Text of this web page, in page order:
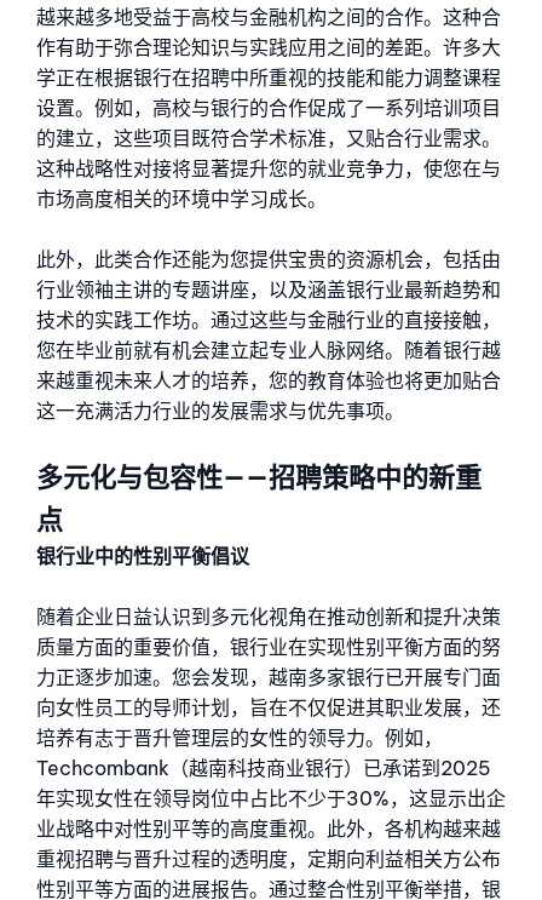
越来越多地受益于高校与金融机构之间的合作。这种合
作有助于弥合理论知识与实践应用之间的差距。许多大
学正在根据银行在招聘中所重视的技能和能力调整课程
设置。例如，高校与银行的合作促成了一系列培训项目
的建立，这些项目既符合学术标准，又贴合行业需求。
这种战略性对接将显著提升您的就业竞争力，使您在与
市场高度相关的环境中学习成长。
此外，此类合作还能为您提供宝贵的资源机会，包括由
行业领袖主讲的专题讲座，以及涵盖银行业最新趋势和
技术的实践工作坊。通过这些与金融行业的直接接触，
您在毕业前就有机会建立起专业人脉网络。随着银行越
来越重视未来人才的培养，您的教育体验也将更加贴合
这一充满活力行业的发展需求与优先事项。
多元化与包容性——招聘策略中的新重
点
银行业中的性别平衡倡议
随着企业日益认识到多元化视角在推动创新和提升决策
质量方面的重要价值，银行业在实现性别平衡方面的努
力正逐步加速。您会发现，越南多家银行已开展专门面
向女性员工的导师计划，旨在不仅促进其职业发展，还
培养有志于晋升管理层的女性的领导力。例如，
Techcombank（越南科技商业银行）已承诺到2025
年实现女性在领导岗位中占比不少于30%，这显示出企
业战略中对性别平等的高度重视。 此外，各机构越来越
重视招聘与晋升过程的透明度，定期向利益相关方公布
性别平等方面的进展报告。通过整合性别平衡举措，银